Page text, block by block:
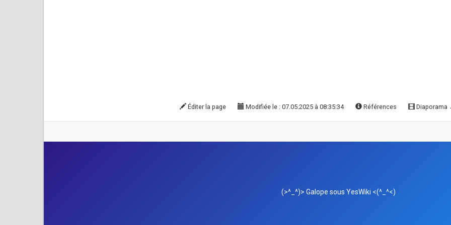
Éditer la page Modifiée le : 07.05.2025 à 08:35:34 Références Diaporama
(>^_^)> Galope sous YesWiki <(^_^<)